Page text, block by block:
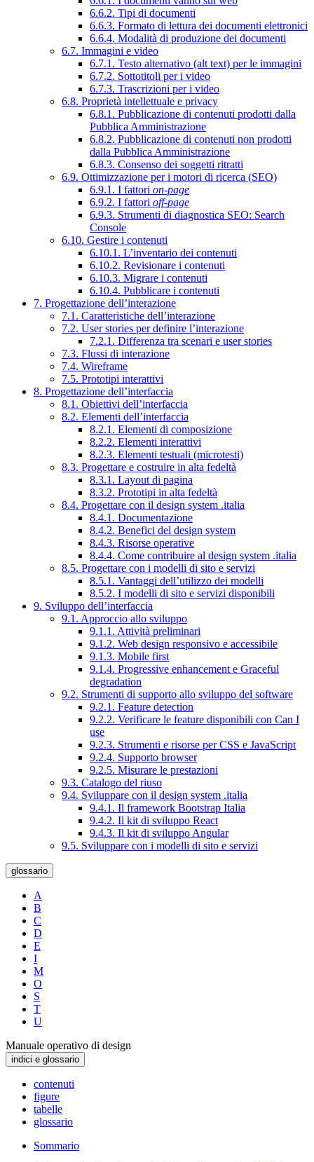
6.6.2. Tipi di documenti
6.6.3. Formato di lettura dei documenti elettronici
6.6.4. Modalità di produzione dei documenti
6.7. Immagini e video
6.7.1. Testo alternativo (alt text) per le immagini
6.7.2. Sottotitoli per i video
6.7.3. Trascrizioni per i video
6.8. Proprietà intellettuale e privacy
6.8.1. Pubblicazione di contenuti prodotti dalla
Pubblica Amministrazione
6.8.2. Pubblicazione di contenuti non prodotti
dalla Pubblica Amministrazione
6.8.3. Consenso dei soggetti ritratti
6.9. Ottimizzazione per i motori di ricerca (SEO)
6.9.1. I fattori on-page
6.9.2. I fattori off-page
6.9.3. Strumenti di diagnostica SEO: Search
Console
6.10. Gestire i contenuti
6.10.1. L’inventario dei contenuti
6.10.2. Revisionare i contenuti
6.10.3. Migrare i contenuti
6.10.4. Pubblicare i contenuti
7. Progettazione dell’interazione
7.1. Caratteristiche dell’interazione
7.2. User stories per definire l’interazione
7.2.1. Differenza tra scenari e user stories
7.3. Flussi di interazione
7.4. Wireframe
7.5. Prototipi interattivi
8. Progettazione dell’interfaccia
8.1. Obiettivi dell’interfaccia
8.2. Elementi dell’interfaccia
8.2.1. Elementi di composizione
8.2.2. Elementi interattivi
8.2.3. Elementi testuali (microtesti)
8.3. Progettare e costruire in alta fedeltà
8.3.1. Layout di pagina
8.3.2. Prototipi in alta fedeltà
8.4. Progettare con il design system .italia
8.4.1. Documentazione
8.4.2. Benefici del design system
8.4.3. Risorse operative
8.4.4. Come contribuire al design system .italia
8.5. Progettare con i modelli di sito e servizi
8.5.1. Vantaggi dell’utilizzo dei modelli
8.5.2. I modelli di sito e servizi disponibili
9. Sviluppo dell’interfaccia
9.1. Approccio allo sviluppo
9.1.1. Attività preliminari
9.1.2. Web design responsivo e accessibile
9.1.3. Mobile first
9.1.4. Progressive enhancement e Graceful
degradation
9.2. Strumenti di supporto allo sviluppo del software
9.2.1. Feature detection
9.2.2. Verificare le feature disponibili con Can I
use
9.2.3. Strumenti e risorse per CSS e JavaScript
9.2.4. Supporto browser
9.2.5. Misurare le prestazioni
9.3. Catalogo del riuso
9.4. Sviluppare con il design system .italia
9.4.1. Il framework Bootstrap Italia
9.4.2. Il kit di sviluppo React
9.4.3. Il kit di sviluppo Angular
9.5. Sviluppare con i modelli di sito e servizi
glossario
A
B
C
D
E
I
M
O
S
T
U
Manuale operativo di design
indici e glossario
contenuti
figure
tabelle
glossario
Sommario